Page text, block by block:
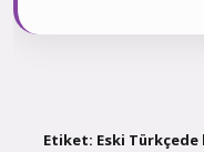
Etiket: Eski Türkçede